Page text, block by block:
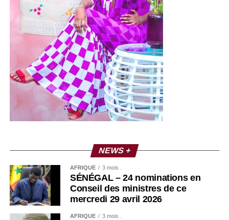
NEWS +
AFRIQUE 3 mois .
SÉNÉGAL – 24 nominations en
Conseil des ministres de ce
mercredi 29 avril 2026
AFRIQUE 3 mois .